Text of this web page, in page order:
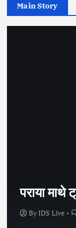
Main Story
भाषा केवल
By IDS Live